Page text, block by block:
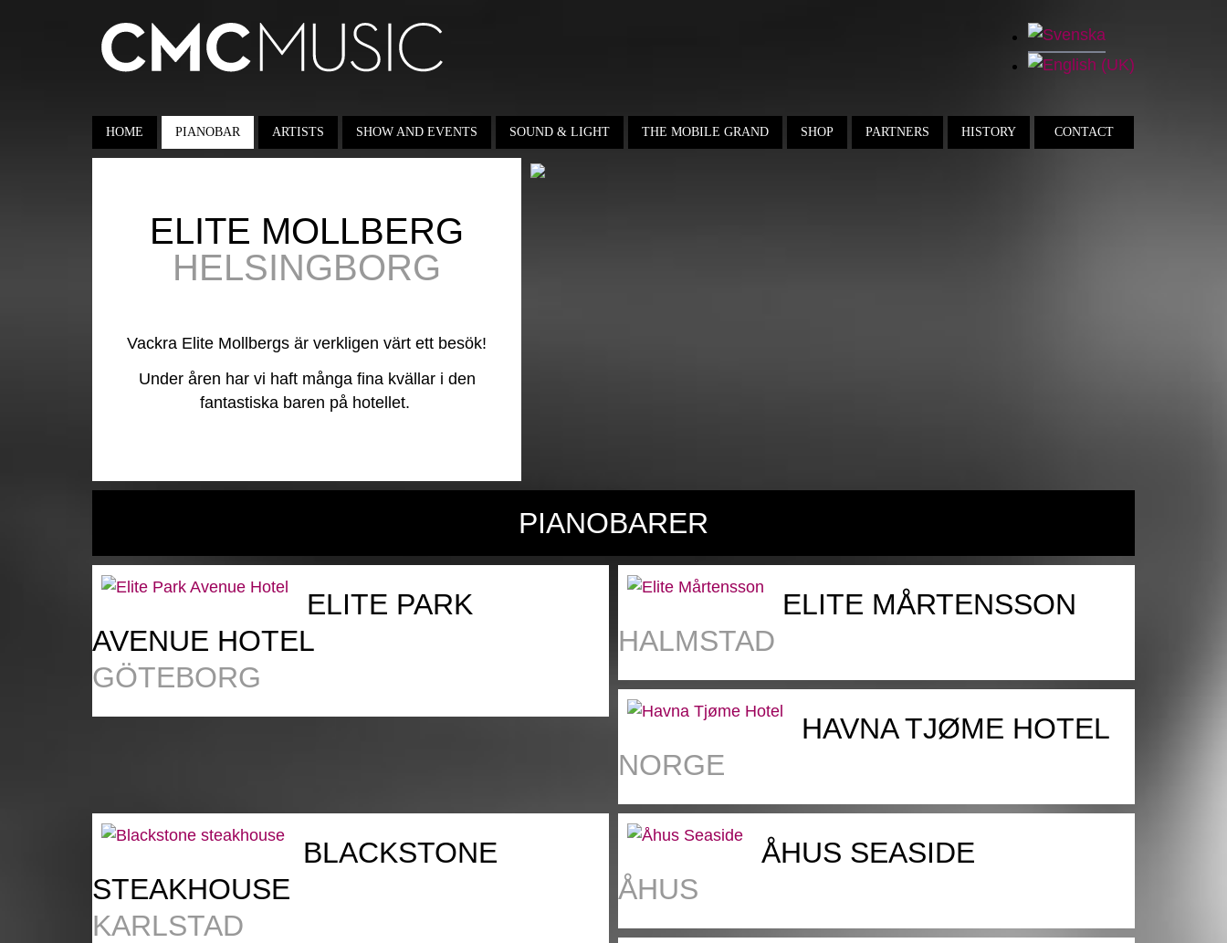
HOME PIANOBAR ARTISTS SHOW AND EVENTS SOUND & LIGHT THE MOBILE GRAND SHOP PARTNERS HISTORY CONTACT
ELITE MOLLBERG
HELSINGBORG
Vackra Elite Mollbergs är verkligen värt ett besök!
Under åren har vi haft många fina kvällar i den
fantastiska baren på hotellet.
PIANOBARER
ELITE PARK
AVENUE HOTEL
GÖTEBORG
ELITE MÅRTENSSON
HALMSTAD
HAVNA TJØME HOTEL
NORGE
BLACKSTONE
STEAKHOUSE
KARLSTAD
ÅHUS SEASIDE
ÅHUS